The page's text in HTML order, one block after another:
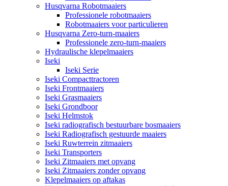
Husqvarna Robotmaaiers
Professionele robotmaaiers
Robotmaaiers voor particulieren
Husqvarna Zero-turn-maaiers
Professionele zero-turn-maaiers
Hydraulische klepelmaaiers
Iseki
Iseki Serie
Iseki Compacttractoren
Iseki Frontmaaiers
Iseki Grasmaaiers
Iseki Grondboor
Iseki Helmstok
Iseki radiografisch bestuurbare bosmaaiers
Iseki Radiografisch gestuurde maaiers
Iseki Ruwterrein zitmaaiers
Iseki Transporters
Iseki Zitmaaiers met opvang
Iseki Zitmaaiers zonder opvang
Klepelmaaiers op aftakas